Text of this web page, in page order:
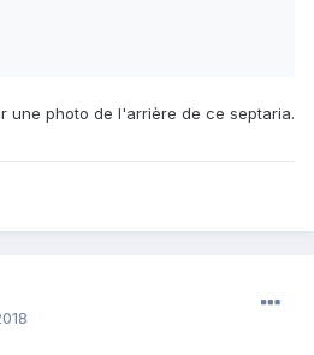
une photo de l'arrière de ce septaria.